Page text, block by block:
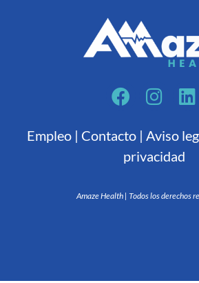
Empleo| Contacto| Aviso
privacidad
Amaze Health | Todos los derechos